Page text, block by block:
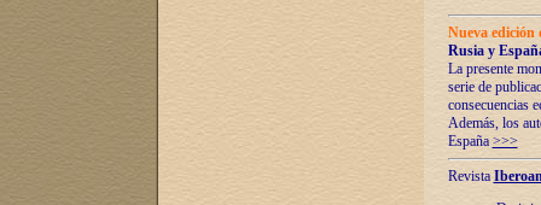
Nueva
Rusia y
La presente
serie de
consecuencias
Además, los
España >>>
Revista